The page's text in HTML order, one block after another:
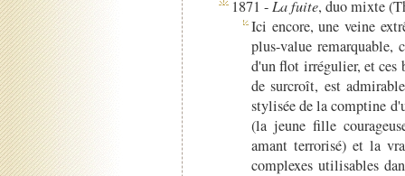
1871 - La fuite, duo mixte
Ici encore, une veine
plus-value remarquable,
d'un flot irrégulier, et ces
de surcroît, est
stylisée de la comptine
(la jeune fille
amant terrorisé) et la
complexes utilisables